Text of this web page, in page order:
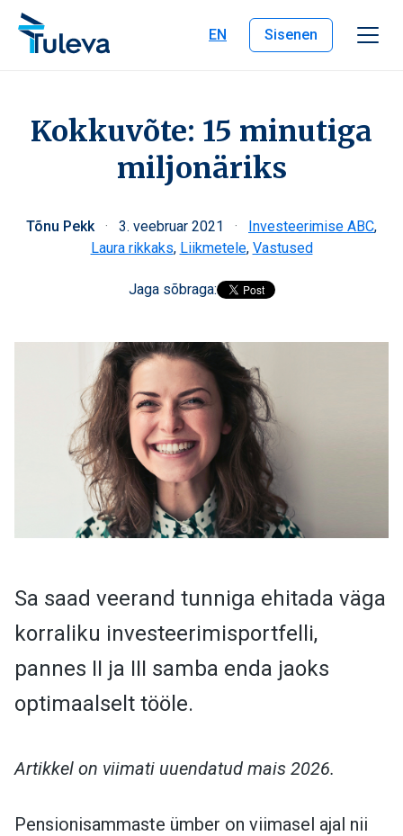
Liigu edasi sisu juurde
EN
Sisenen
Kokkuvõte: 15 minutiga
miljonäriks
Tõnu Pekk · 3. veebruar 2021 · Investeerimise ABC,
Laura rikkaks, Liikmetele, Vastused
Jaga sõbraga:
Sa saad veerand tunniga ehitada väga
korraliku investeerimisportfelli,
pannes II ja III samba enda jaoks
optimaalselt tööle.
Artikkel on viimati uuendatud mais 2026.
Pensionisammaste ümber on viimasel ajal nii